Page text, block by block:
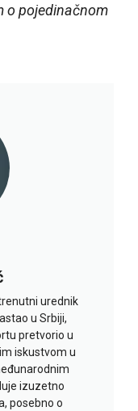
o pojedinačnom
urednik
u Srbiji,
pretvorio u
iskustvom u
izuzetno
posebno o